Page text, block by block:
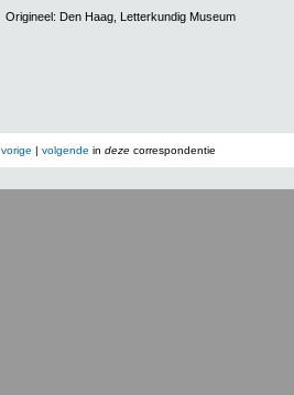
Origineel: Den Haag, Letterkundig Museum
vorige | volgende in deze correspondentie